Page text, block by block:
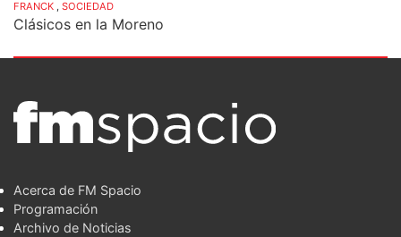
FRANCK SOCIEDAD
Clásicos en la Moreno
Acerca de FM Spacio
Programación
Archivo de Noticias